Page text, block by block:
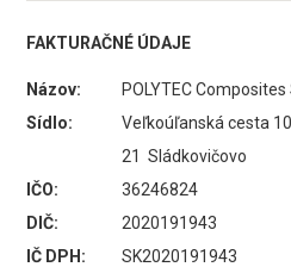
FAKTURAČNÉ ÚDAJE
Názov:
POLYTEC Composites
Sídlo:
Veľkoúľanská cesta
21 Sládkovičovo
IČO:
36246824
DIČ:
2020191943
IČ DPH:
SK2020191943